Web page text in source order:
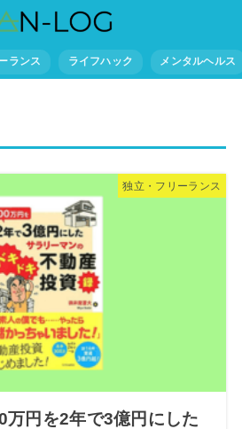
ランス ライフハック メンタルヘルス
独立・フリーランス
万円を2年で3億円にした